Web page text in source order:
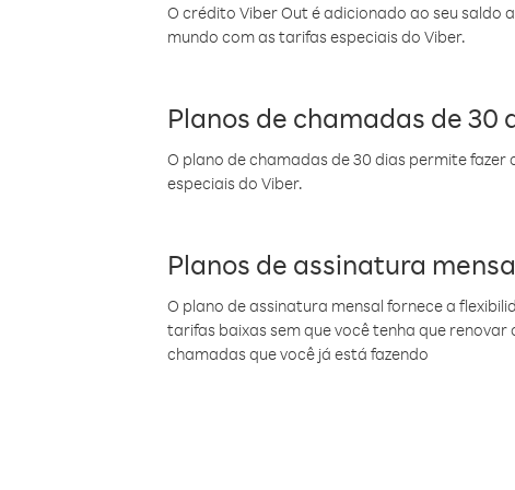
O crédito Viber Out é adicionado ao seu saldo
mundo com as tarifas especiais do Viber.
Planos de chamadas de 30
O plano de chamadas de 30 dias permite
especiais do Viber.
Planos de assinatura
O plano de assinatura mensal fornece a
tarifas baixas sem que você tenha que
chamadas que você já está fazendo